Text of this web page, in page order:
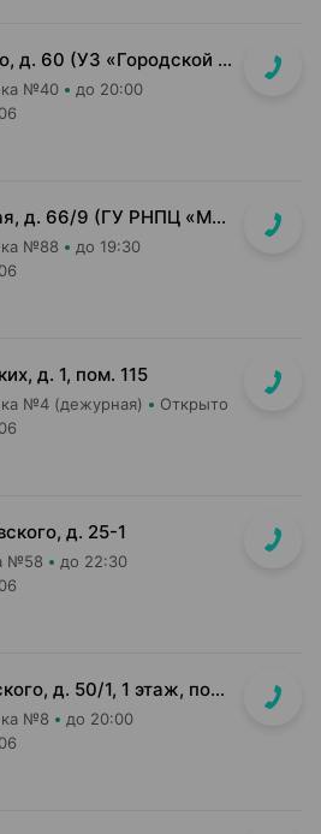
г. Минск, ул. Бельского, д. 60 (УЗ «Городской клинический роддом №2»)
№40 до 20:00
г. Минск, ул. Орловская, д. 66/9 (ГУ РНПЦ «Мать и дитя», корп. 9, 2-й этаж)
№88 до 19:30
д. 1, пом. 115
№4 (дежурная) Открыто
д. 25-1
№58 до 22:30
г. Минск, ул. Воронянского, д. 50/1, 1 этаж, пом.15 (УЗ 38-я городская п-ка)
№8 до 20:00